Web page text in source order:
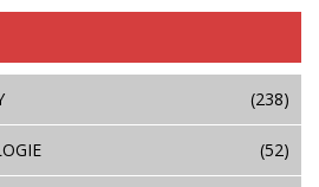
(238)
(52)